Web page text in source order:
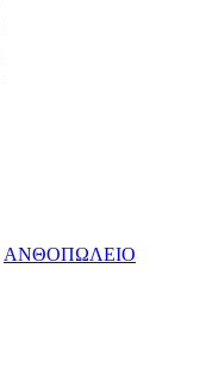
ΑΝΘΟΠΩΛΕΙΟ